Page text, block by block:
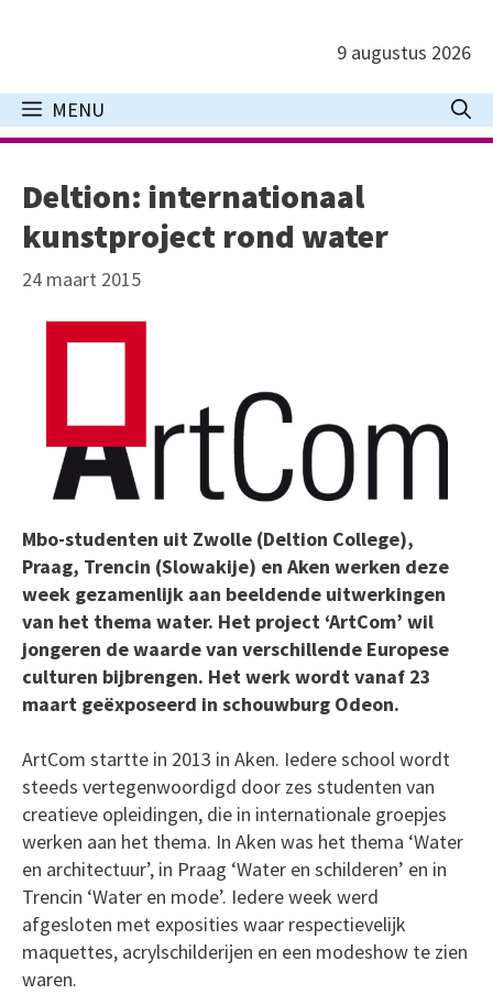
inhoud
9 augustus 2026
MENU
Deltion: internationaal
kunstproject rond water
24 maart 2015
Mbo-studenten uit Zwolle (Deltion College),
Praag, Trencin (Slowakije) en Aken werken deze
week gezamenlijk aan beeldende uitwerkingen
van het thema water. Het project ‘ArtCom’ wil
jongeren de waarde van verschillende Europese
culturen bijbrengen. Het werk wordt vanaf 23
maart geëxposeerd in schouwburg Odeon.
ArtCom startte in 2013 in Aken. Iedere school wordt
steeds vertegenwoordigd door zes studenten van
creatieve opleidingen, die in internationale groepjes
werken aan het thema. In Aken was het thema ‘Water
en architectuur’, in Praag ‘Water en schilderen’ en in
Trencin ‘Water en mode’. Iedere week werd
afgesloten met exposities waar respectievelijk
maquettes, acrylschilderijen en een modeshow te zien
waren.